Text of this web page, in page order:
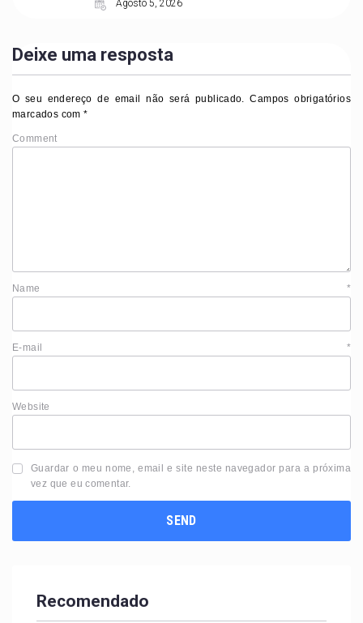
Agosto 5, 2026
Deixe uma resposta
O seu endereço de email não será publicado. Campos obrigatórios
marcados com*
Comment
Name *
E-mail *
Website
Guardar o meu nome, email e site neste navegador para a próxima
vez que eu comentar.
Recomendado